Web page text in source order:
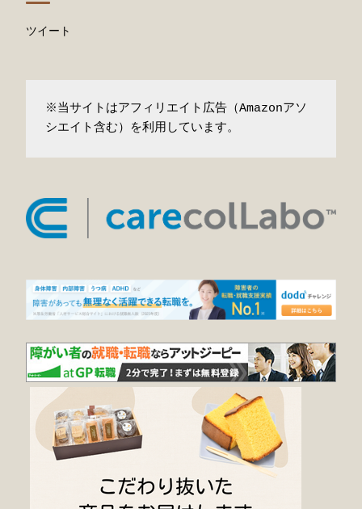
ツイート
※当サイトはアフィリエイト広告（Amazonアソ
シエイト含む）を利用しています。